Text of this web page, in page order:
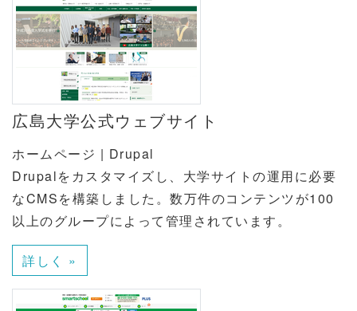
広島大学公式ウェブサイト
ホームページ | Drupal
Drupalをカスタマイズし、大学サイトの運用に必要
なCMSを構築しました。数万件のコンテンツが100
以上のグループによって管理されています。
詳しく »